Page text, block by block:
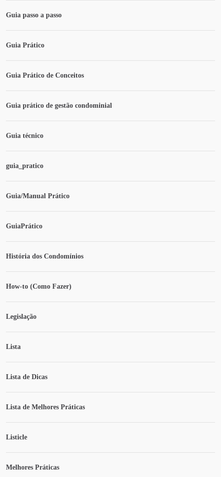
Guia passo a passo
Guia Prático
Guia Prático de Conceitos
Guia prático de gestão condominial
Guia técnico
guia_pratico
Guia/Manual Prático
GuiaPrático
História dos Condomínios
How-to (Como Fazer)
Legislação
Lista
Lista de Dicas
Lista de Melhores Práticas
Listicle
Melhores Práticas